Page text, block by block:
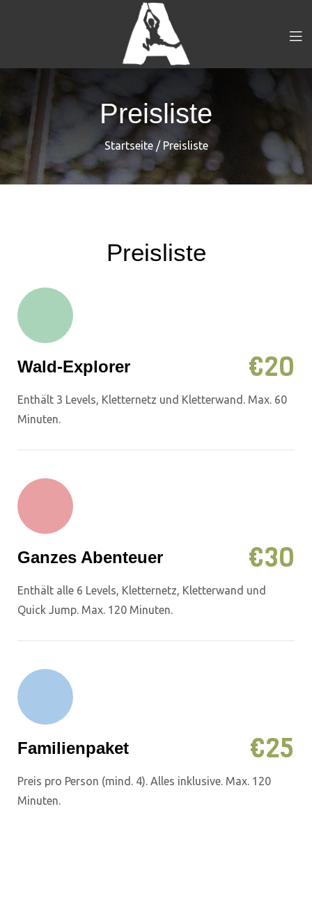
Preisliste
Startseite / Preisliste
Preisliste
Wald-Explorer €20
Enthält 3 Levels, Kletternetz und Kletterwand. Max. 60
Minuten.
Ganzes Abenteuer €30
Enthält alle 6 Levels, Kletternetz, Kletterwand und
Quick Jump. Max. 120 Minuten.
Familienpaket €25
Preis pro Person (mind. 4). Alles inklusive. Max. 120
Minuten.